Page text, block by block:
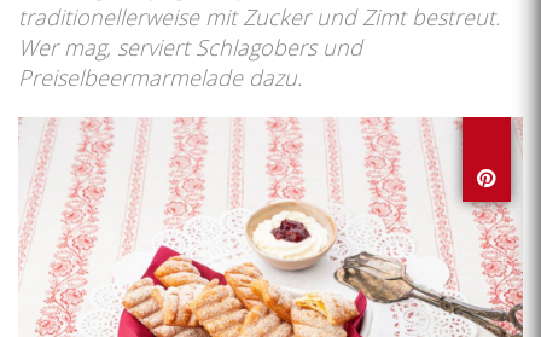
traditionellerweise mit Zucker und Zimt bestreut.
Wer mag, serviert Schlagobers und
Preiselbeermarmelade dazu.